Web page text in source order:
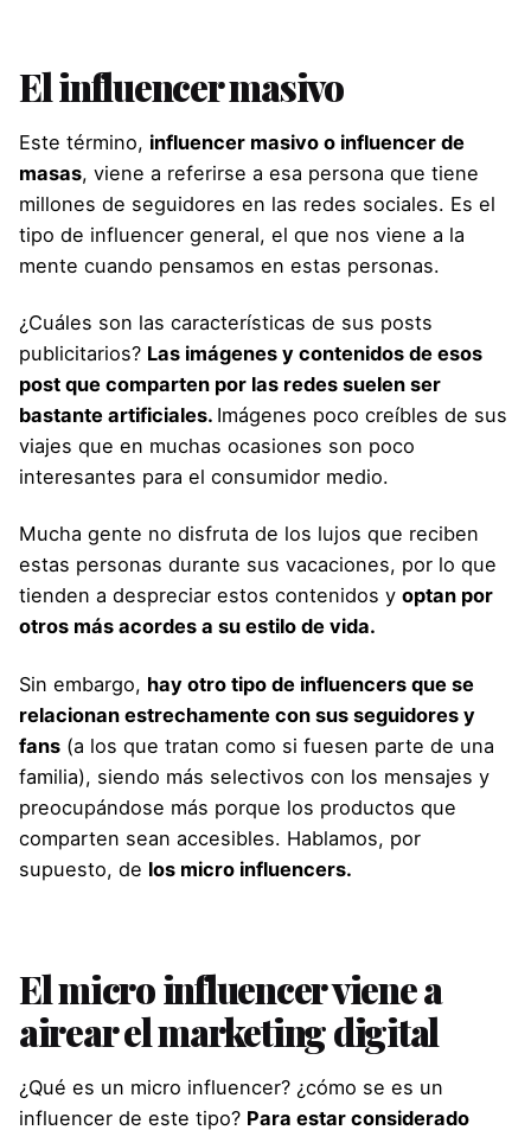
El influencer masivo
Este término, influencer masivo o influencer de
masas, viene a referirse a esa persona que tiene
millones de seguidores en las redes sociales. Es el
tipo de influencer general, el que nos viene a la
mente cuando pensamos en estas personas.
¿Cuáles son las características de sus posts
publicitarios? Las imágenes y contenidos de esos
post que comparten por las redes suelen ser
bastante artificiales. Imágenes poco creíbles de sus
viajes que en muchas ocasiones son poco
interesantes para el consumidor medio.
Mucha gente no disfruta de los lujos que reciben
estas personas durante sus vacaciones, por lo que
tienden a despreciar estos contenidos y optan por
otros más acordes a su estilo de vida.
Sin embargo, hay otro tipo de influencers que se
relacionan estrechamente con sus seguidores y
fans (a los que tratan como si fuesen parte de una
familia), siendo más selectivos con los mensajes y
preocupándose más porque los productos que
comparten sean accesibles. Hablamos, por
supuesto, de los micro influencers.
El micro influencer viene a
airear el marketing digital
¿Qué es un micro influencer? ¿cómo se es un
influencer de este tipo? Para estar considerado